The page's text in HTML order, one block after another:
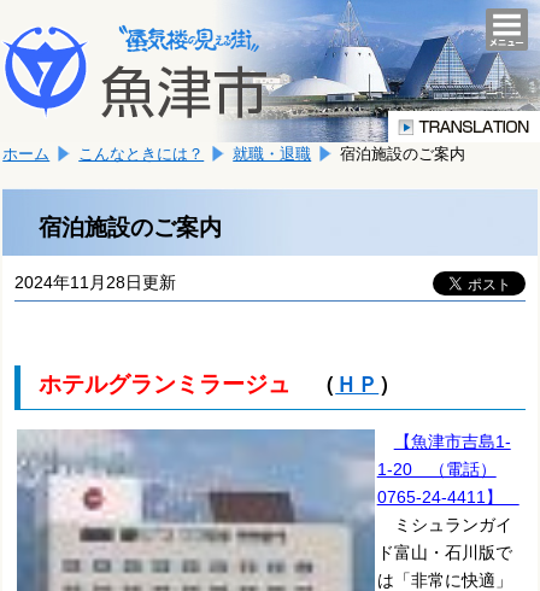
文
へ
移
ま
す。
こ
か
文
ホーム こんなときには？ 就職・退職 宿泊施設のご案内
宿泊施設のご案内
2024年11月28日更新
ホテルグランミラージュ （ ＨＰ ）
【魚津市吉島1-
1-20 （電話）
0765-24-4411】
ミシュランガイ
ド富山・石川版で
は「非常に快適」